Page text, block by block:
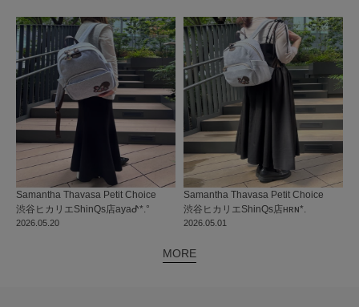
2026.05.20
Samantha Thavasa Petit Choice
渋谷ヒカリエShinQs店ayaᕷ*.°
2026.05.01
Samantha Thavasa Petit Choice
渋谷ヒカリエShinQs店ʜʀɴ*.
MORE